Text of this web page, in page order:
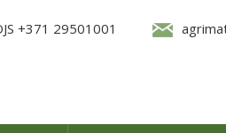
+371 29501001